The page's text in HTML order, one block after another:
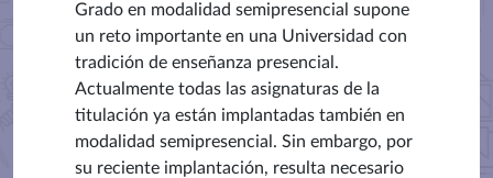
Grado en modalidad semipresencial supone
un reto importante en una Universidad con
tradición de enseñanza presencial.
Actualmente todas las asignaturas de la
titulación ya están implantadas también en
modalidad semipresencial. Sin embargo, por
su reciente implantación, resulta necesario